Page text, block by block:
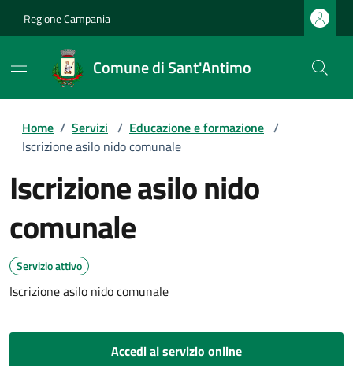
Regione Campania
Comune di Sant'Antimo
Home / Servizi / Educazione e formazione /
Iscrizione asilo nido comunale
Iscrizione asilo nido
comunale
Servizio attivo
Iscrizione asilo nido comunale
Accedi al servizio online